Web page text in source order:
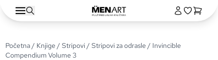
Početna/ Knjige /Stripovi/Stripovi za odrasle / Invincible
Compendium Volume 3